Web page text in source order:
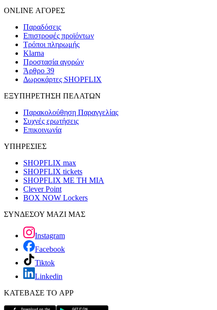
ONLINE ΑΓΟΡΕΣ
Παραδόσεις
Επιστροφές προϊόντων
Τρόποι πληρωμής
Klarna
Προστασία αγορών
Άρθρο 39
Δωροκάρτες SHOPFLIX
ΕΞΥΠΗΡΕΤΗΣΗ ΠΕΛΑΤΩΝ
Παρακολούθηση Παραγγελίας
Συχνές ερωτήσεις
Επικοινωνία
ΥΠΗΡΕΣΙΕΣ
SHOPFLIX max
SHOPFLIX tickets
SHOPFLIX ΜΕ ΤΗ ΜΙΑ
Clever Point
BOX NOW Lockers
ΣΥΝΔΕΣΟΥ ΜΑΖΙ ΜΑΣ
Instagram
Facebook
Tiktok
Linkedin
ΚΑΤΕΒΑΣΕ ΤΟ APP